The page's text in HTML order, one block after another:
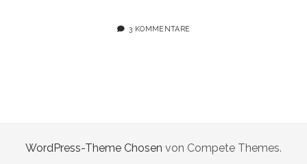
3 KOMMENTARE
WordPress-Theme Chosen von Compete Themes.